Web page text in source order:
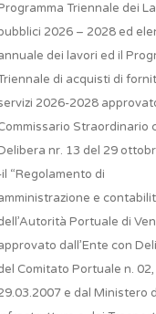
Triennale dei
2026 – 2028 ed
dei lavori ed il
di acquisti di
2026-2028
Straordinario
nr. 13 del 29
il “Regolamento di
e
Portuale di
dall’Ente con
Comitato Portuale n.
e dal Ministero